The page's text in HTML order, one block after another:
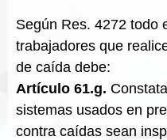
Según Res. 4272 todo
trabajadores que
de caída debe:
Artículo 61.g.
sistemas usados en
contra caídas sean